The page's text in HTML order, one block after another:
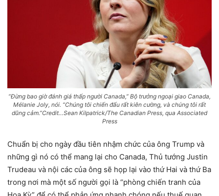
“Đừng bao giờ đánh giá thấp người Canada,” Bộ trưởng ngoại giao Canada,
Mélanie Joly, nói. “Chúng tôi chiến đấu rất kiên cường, và chúng tôi rất
dũng cảm.”Credit…Sean Kilpatrick/The Canadian Press, qua Associated
Press
Chuẩn bị cho ngày đầu tiên nhậm chức của ông Trump và
những gì nó có thể mang lại cho Canada, Thủ tướng Justin
Trudeau và nội các của ông sẽ họp lại vào thứ Hai và thứ Ba
trong nơi mà một số người gọi là “phòng chiến tranh của